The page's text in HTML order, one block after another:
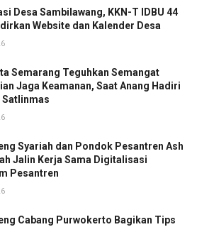
Desa Sambilawang, KKN-T IDBU 44
Website dan Kalender Desa
Semarang Teguhkan Semangat
Jaga Keamanan, Saat Anang Hadiri
Syariah dan Pondok Pesantren Ash
Jalin Kerja Sama Digitalisasi
Pesantren
Cabang Purwokerto Bagikan Tips